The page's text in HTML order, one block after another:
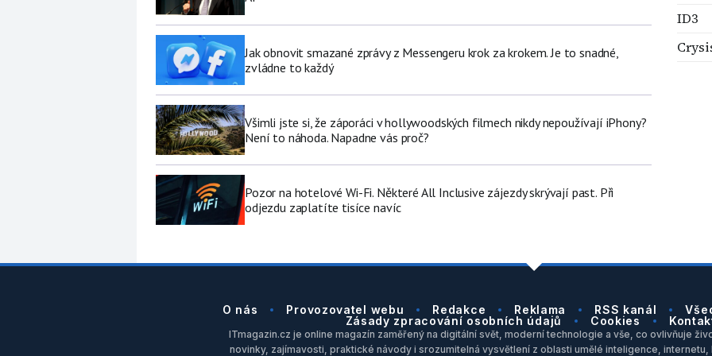
Jak obnovit smazané zprávy z Messengeru krok za krokem. Je to snadné,
zvládne to každý
Všimli jste si, že záporáci v hollywoodských filmech nikdy nepoužívají iPhony?
Není to náhoda. Napadne vás proč?
Pozor na hotelové Wi-Fi. Některé All Inclusive zájezdy skrývají past. Při
odjezdu zaplatíte tisíce navíc
ID3
O nás Provozovatel webu Redakce Reklama RSS kanál
Zásady zpracování osobních údajů
Cookies
ITmagazin.cz je online magazín zaměřený na digitální svět, moderní technologie a vše, co ovlivňuje
novinky, zajímavosti, praktické návody i srozumitelná vysvětlení z oblasti umělé inteligence,